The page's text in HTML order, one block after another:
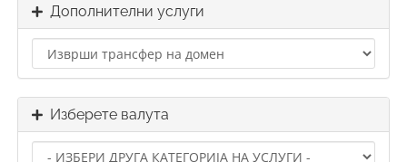
Дополнителни услуги
Изберете валута